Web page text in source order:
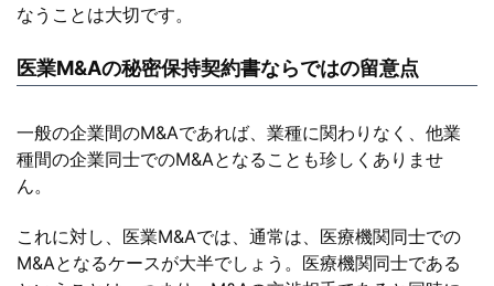
なうことは大切です。
医業M&Aの秘密保持契約書ならではの留意点
一般の企業間のM&Aであれば、業種に関わりなく、他業
種間の企業同士でのM&Aとなることも珍しくありませ
ん。
これに対し、医業M&Aでは、通常は、医療機関同士での
M&Aとなるケースが大半でしょう。医療機関同士である